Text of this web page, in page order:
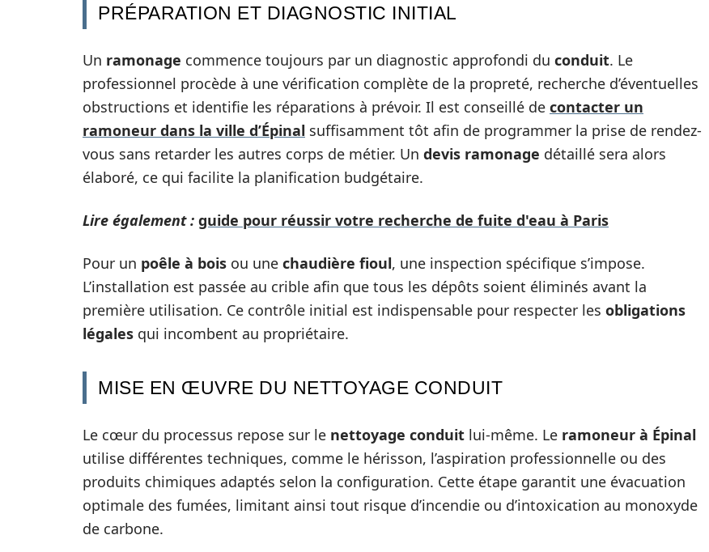
PRÉPARATION ET DIAGNOSTIC INITIAL
Un ramonage commence toujours par un diagnostic approfondi du conduit. Le
professionnel procède à une vérification complète de la propreté, recherche d’éventuelles
obstructions et identifie les réparations à prévoir. Il est conseillé de contacter un
ramoneur dans la ville d’Épinal suffisamment tôt afin de programmer la prise de rendez-
vous sans retarder les autres corps de métier. Un devis ramonage détaillé sera alors
élaboré, ce qui facilite la planification budgétaire.
Lire également : guide pour réussir votre recherche de fuite d'eau à Paris
Pour un poêle à bois ou une chaudière fioul, une inspection spécifique s’impose.
L’installation est passée au crible afin que tous les dépôts soient éliminés avant la
première utilisation. Ce contrôle initial est indispensable pour respecter les obligations
légales qui incombent au propriétaire.
MISE EN ŒUVRE DU NETTOYAGE CONDUIT
Le cœur du processus repose sur le nettoyage conduit lui-même. Le ramoneur à Épinal
utilise différentes techniques, comme le hérisson, l’aspiration professionnelle ou des
produits chimiques adaptés selon la configuration. Cette étape garantit une évacuation
optimale des fumées, limitant ainsi tout risque d’incendie ou d’intoxication au monoxyde
de carbone.